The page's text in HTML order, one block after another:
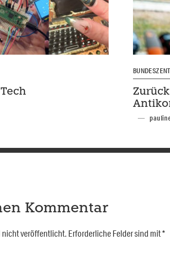
Kommentar
nicht veröffentlicht. Erforderliche Felder sind mit*